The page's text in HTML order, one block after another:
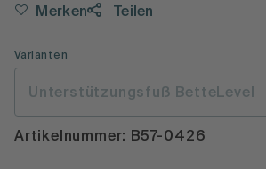
Merken Teilen
Varianten
Unterstützungsfuß BetteLevel
Artikelnummer: B57-0426